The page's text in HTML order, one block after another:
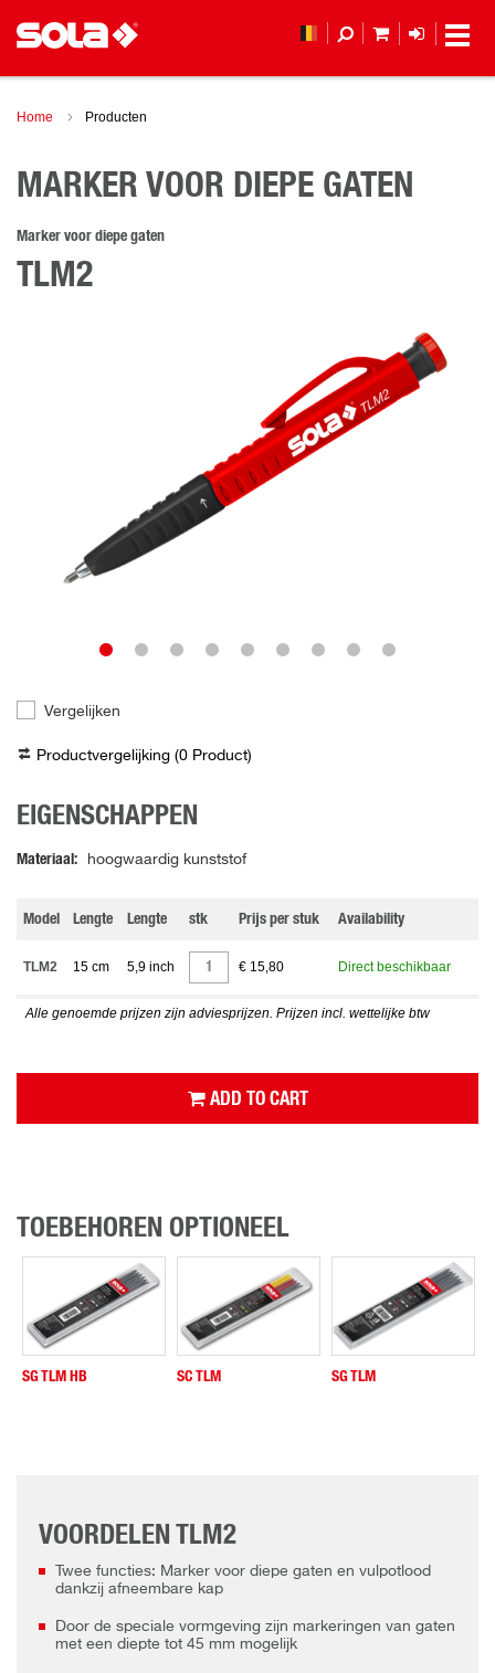
Home Producten
MARKER VOOR DIEPE GATEN
Marker voor diepe gaten
TLM2
Vergelijken
Productvergelijking (0 Product)
EIGENSCHAPPEN
Materiaal hoogwaardig kunststof
Model Lengte Lengte stk Prijs per stuk Availability
TLM2 15 cm 5,9 inch € 15,80 Direct beschikbaar
Alle genoemde prijzen zijn adviesprijzen. Prijzen incl. wettelijke btw
ADD TO CART
TOEBEHOREN OPTIONEEL
SG TLM HB SC TLM SG TLM
VOORDELEN TLM2
Twee functies: Marker voor diepe gaten en vulpotlood
dankzij afneembare kap
Door de speciale vormgeving zijn markeringen van gaten
met een diepte tot 45 mm mogelijk
MIJN LOGIN